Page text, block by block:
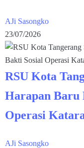
AJi Sasongko
23/07/2026
RSU Kota
Harapan Baru
Operasi
AJi Sasongko